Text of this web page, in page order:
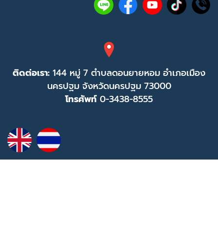
ติดต่อเรา: 144 หมู่ 7 ตำบลดอนยายหอม อำเภอเมือง
นครปฐม จังหวัดนครปฐม 73000
โทรศัพท์ 0-3438-8555